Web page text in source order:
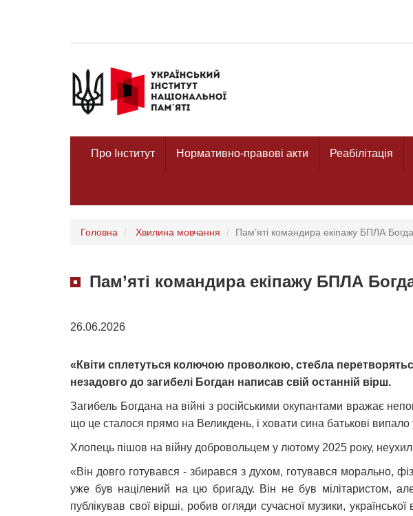
Про Інститут Нормативно-правові акти Реабілітація
Головна Хвилина мовчання Пам’яті командира екіпажу БПЛА
Пам’яті командира екіпажу БПЛА
26.06.2026
«Квіти сплетуться колючою проволкою, стебла
незадовго до загибелі Богдан написав свій останній вірш.
Загибель Богдана на війні з російськими окупантами вражає
що це сталося прямо на Великдень, і ховати сина батькові
Хлопець пішов на війну добровольцем у лютому 2025 року,
«Він довго готувався - збирався з духом, готувався морально,
уже був націлений на цю бригаду. Він не був мілітаристом,
публікував свої вірші, робив огляди сучасної музики,